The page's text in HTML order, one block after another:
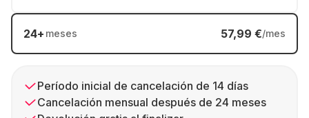
24+ meses 57,99 €/mes
Período inicial de cancelación de 14 días
Cancelación mensual después de 24 meses